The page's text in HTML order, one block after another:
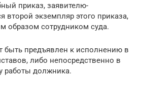
приказ, заявителю-
второй экземпляр этого приказа,
образом сотрудником суда.
быть предъявлен к исполнению в
либо непосредственно в
работы должника.